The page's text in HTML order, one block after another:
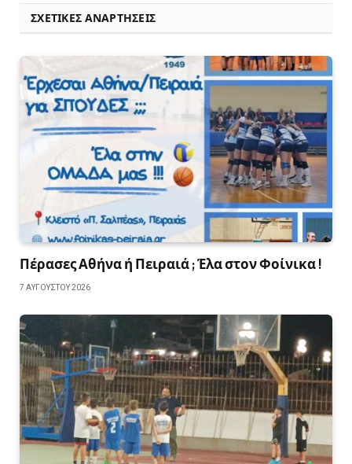
ΣΧΕΤΙΚΈΣ ΑΝΑΡΤΉΣΕΙΣ
Πέρασες Αθήνα ή Πειραιά ; Έλα στον Φοίνικα !
7 ΑΥΓΟΎΣΤΟΥ 2026